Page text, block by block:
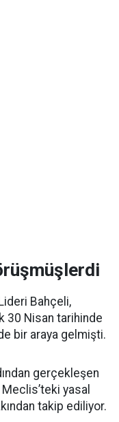
Bahçeli,
30 Nisan tarihinde
bir araya gelmişti.
gerçekleşen
yasal
takip ediliyor.